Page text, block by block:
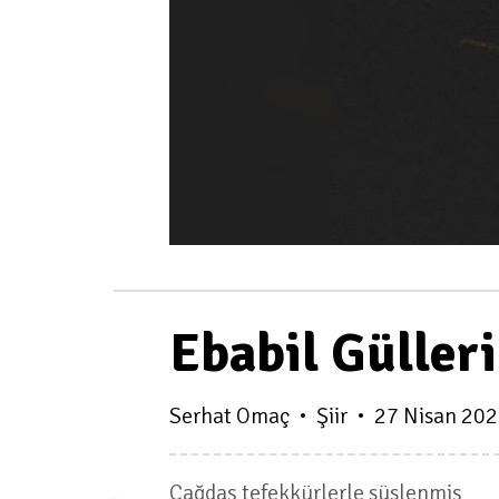
Ebabil Gülleri
Serhat Omaç Şiir 27 Nisan
Çağdaş tefekkürlerle süslenmiş